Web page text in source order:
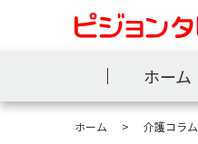
ホーム
ホーム 介護コラム